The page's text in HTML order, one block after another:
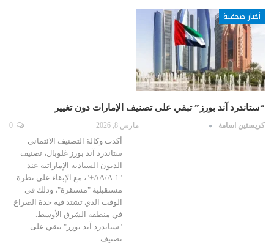
أخبار صحفية
“ستاندرد آند بورز” تبقي على تصنيف الإمارات دون تغيير
كريستين اسامة مارس 8, 2026
أكدت وكالة التصنيف الائتماني
ستاندرد آند بورز غلوبال، تصنيف
الديون السيادية الإماراتية عند
"AA/A-1+"، مع الإبقاء على نظرة
مستقبلية "مستقرة"، وذلك في
الوقت الذي تشتد فيه حدة الصراع
في منطقة الشرق الأوسط.
"ستاندرد آند بورز" تبقي على
تصنيف…